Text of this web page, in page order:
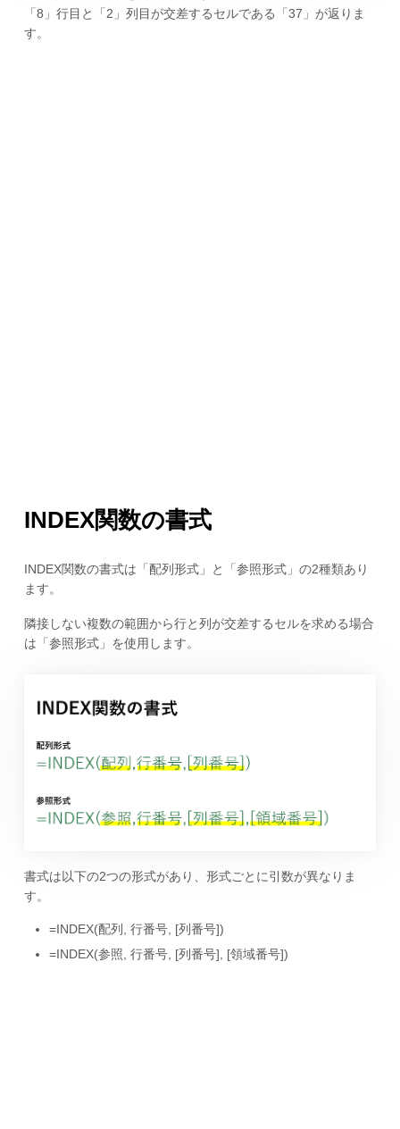
「8」行目と「2」列目が交差するセルである「37」が返りま
す。
INDEX関数の書式
INDEX関数の書式は「配列形式」と「参照形式」の2種類あり
ます。
隣接しない複数の範囲から行と列が交差するセルを求める場合
は「参照形式」を使用します。
書式は以下の2つの形式があり、形式ごとに引数が異なりま
す。
=INDEX(配列, 行番号, [列番号])
=INDEX(参照, 行番号, [列番号], [領域番号])